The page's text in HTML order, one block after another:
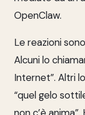
OpenClaw.
Le reazioni
Alcuni lo
Internet”. Altri
“quel gelo
non c’è